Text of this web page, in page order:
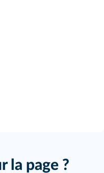
la page ?